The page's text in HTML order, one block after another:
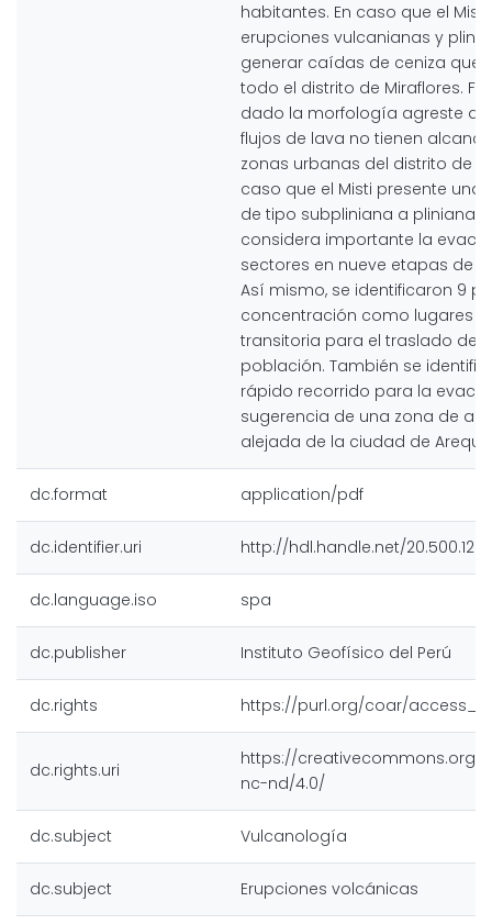
habitantes. En caso que el
erupciones vulcanianas y
generar caídas de ceniza que
todo el distrito de Miraflores.
dado la morfología agreste del
flujos de lava no tienen
zonas urbanas del distrito de
caso que el Misti presente una
de tipo subpliniana a pliniana
considera importante la
sectores en nueve etapas de
Así mismo, se identificaron 9
concentración como lugares
transitoria para el traslado de
población. También se
rápido recorrido para la
sugerencia de una zona de
alejada de la ciudad de
dc.format application/pdf
dc.identifier.uri http://hdl.handle.net/
dc.language.iso spa
dc.publisher Instituto Geofísico del Perú
dc.rights https://purl.org/coar/
dc.rights.uri
https://creativecommons.org/
nc-nd/4.0/
dc.subject Vulcanología
dc.subject Erupciones volcánicas